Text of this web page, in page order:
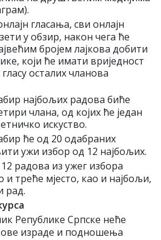
гласања, сви онлајн
у обзир, након чега ће
бројем лајкова добити
који ће имати вриједност
осталих чланова
најбољих радова биће
члана, од којих ће један
искуство.
ће од 20 одабраних
ужи избор од 12 најбољих.
радова из ужег избора
и треће мјесто, као и најбољи,
рад.
Републике Српске неће
израде и подношења